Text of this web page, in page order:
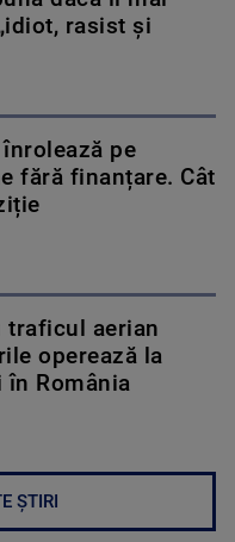
rasist și
pe
fără finanțare. Cât
traficul aerian
operează la
România
ȘTIRI